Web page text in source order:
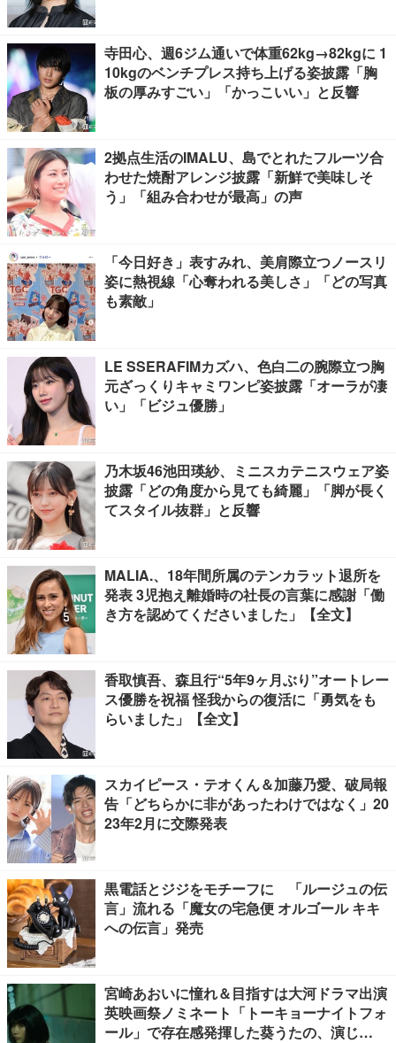
寺田心、週6ジム通いで体重62kg→82kgに 1
10kgのベンチプレス持ち上げる姿披露「胸
板の厚みすごい」「かっこいい」と反響
2拠点生活のIMALU、島でとれたフルーツ合
わせた焼酎アレンジ披露「新鮮で美味しそ
う」「組み合わせが最高」の声
「今日好き」表すみれ、美肩際立つノースリ
姿に熱視線「心奪われる美しさ」「どの写真
も素敵」
LE SSERAFIMカズハ、色白二の腕際立つ胸
元ざっくりキャミワンピ姿披露「オーラが凄
い」「ビジュ優勝」
乃木坂46池田瑛紗、ミニスカテニスウェア姿
披露「どの角度から見ても綺麗」「脚が長く
てスタイル抜群」と反響
MALIA.、18年間所属のテンカラット退所を
発表 3児抱え離婚時の社長の言葉に感謝「働
き方を認めてくださいました」【全文】
香取慎吾、森且行“5年9ヶ月ぶり”オートレー
ス優勝を祝福 怪我からの復活に「勇気をも
らいました」【全文】
スカイピース・テオくん＆加藤乃愛、破局報
告「どちらかに非があったわけではなく」20
23年2月に交際発表
黒電話とジジをモチーフに 「ルージュの伝
言」流れる「魔女の宅急便 オルゴール キキ
への伝言」発売
宮崎あおいに憧れ＆目指すは大河ドラマ出演
英映画祭ノミネート「トーキョーナイトフォ
ール」で存在感発揮した葵うたの、演じ